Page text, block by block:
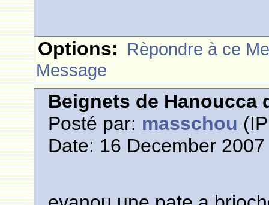
Options: Rèpondre à ce
Message
Beignets de Hanoucca
Posté par: masschou
Date: 16 December